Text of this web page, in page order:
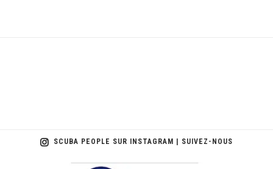
SCUBA PEOPLE SUR INSTAGRAM | SUIVEZ-NOUS